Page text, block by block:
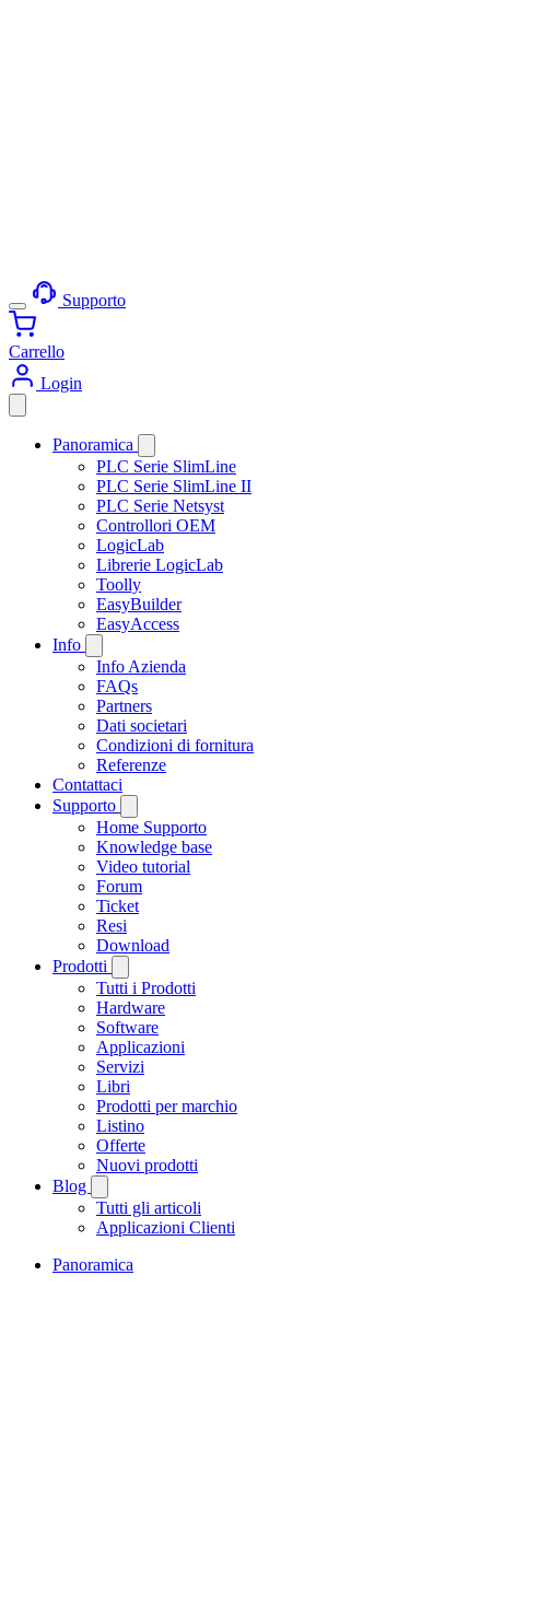
Supporto
Carrello
Login
Panoramica
PLC Serie SlimLine
PLC Serie SlimLine II
PLC Serie Netsyst
Controllori OEM
LogicLab
Librerie LogicLab
Toolly
EasyBuilder
EasyAccess
Info
Info Azienda
FAQs
Partners
Dati societari
Condizioni di fornitura
Referenze
Contattaci
Supporto
Home Supporto
Knowledge base
Video tutorial
Forum
Ticket
Resi
Download
Prodotti
Tutti i Prodotti
Hardware
Software
Applicazioni
Servizi
Libri
Prodotti per marchio
Listino
Offerte
Nuovi prodotti
Blog
Tutti gli articoli
Applicazioni Clienti
Panoramica